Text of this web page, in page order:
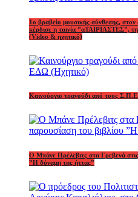
1o βραβείο μουσικής σύνθεσης,
κέρδισε η ταινία ”αΤΑΙΡΙΑΣΤΕΣ”,
(Video & ηχητικό)
Καινούργιο τραγούδι από τους
Ο Μπάνε Πρέλεβιτς στα Γρεβενά
”Η δύναμη της ήττας”